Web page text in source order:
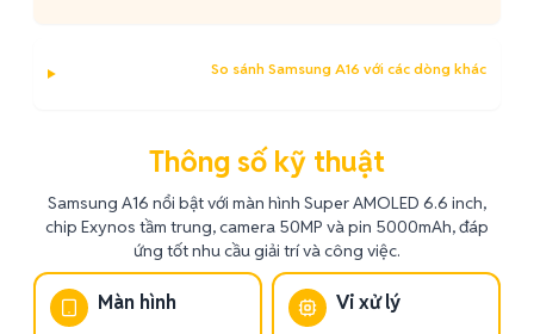
So sánh Samsung A16 với các dòng khác
Thông số kỹ thuật
Samsung A16 nổi bật với màn hình Super AMOLED 6.6 inch,
chip Exynos tầm trung, camera 50MP và pin 5000mAh, đáp
ứng tốt nhu cầu giải trí và công việc.
Màn hình Vi xử lý